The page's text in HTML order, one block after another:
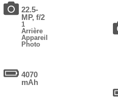
22.5-
MP, f/2
1
Arrière
Appareil
Photo
4070
mAh